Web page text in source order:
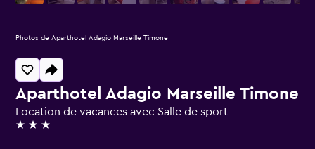
Aparthotel Adagio Marseille Timone
Location de vacances avec Salle de sport
3 étoiles
Photos de Aparthotel Adagio Marseille Timone